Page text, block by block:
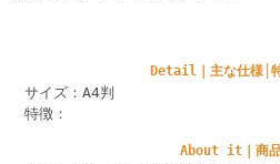
Detail｜主な仕様│
サイズ：A4判
特徴：
About it｜商